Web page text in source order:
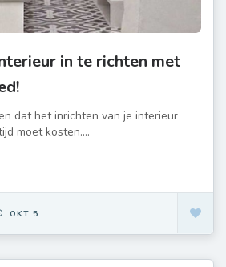
in te richten met
dat het inrichten van je interieur
moet kosten....
OKT 5